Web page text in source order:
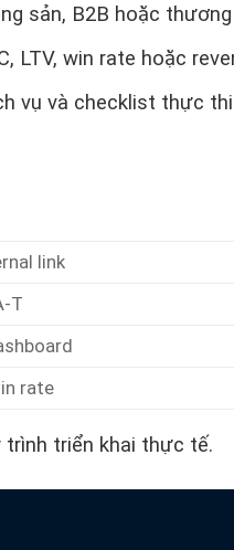
sản, B2B hoặc
LTV, win rate hoặc
vụ và checklist thực
link
T
rate
triển khai thực tế.